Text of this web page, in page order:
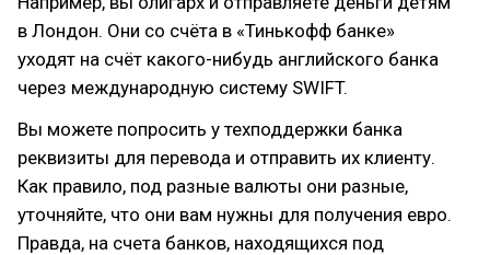
в Лондон. Они со счёта в «Тинькофф банке»
уходят на счёт какого-нибудь английского банка
через международную систему SWIFT.
Вы можете попросить у техподдержки банка
реквизиты для перевода и отправить их клиенту.
Как правило, под разные валюты они разные,
уточняйте, что они вам нужны для получения евро.
Правда, на счета банков, находящихся под